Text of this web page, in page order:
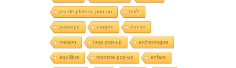
jeu de plateau pop-up forêt
paysage dragon danse
maison loup pop-up archéologue
équilibre monstre pop-up enfant